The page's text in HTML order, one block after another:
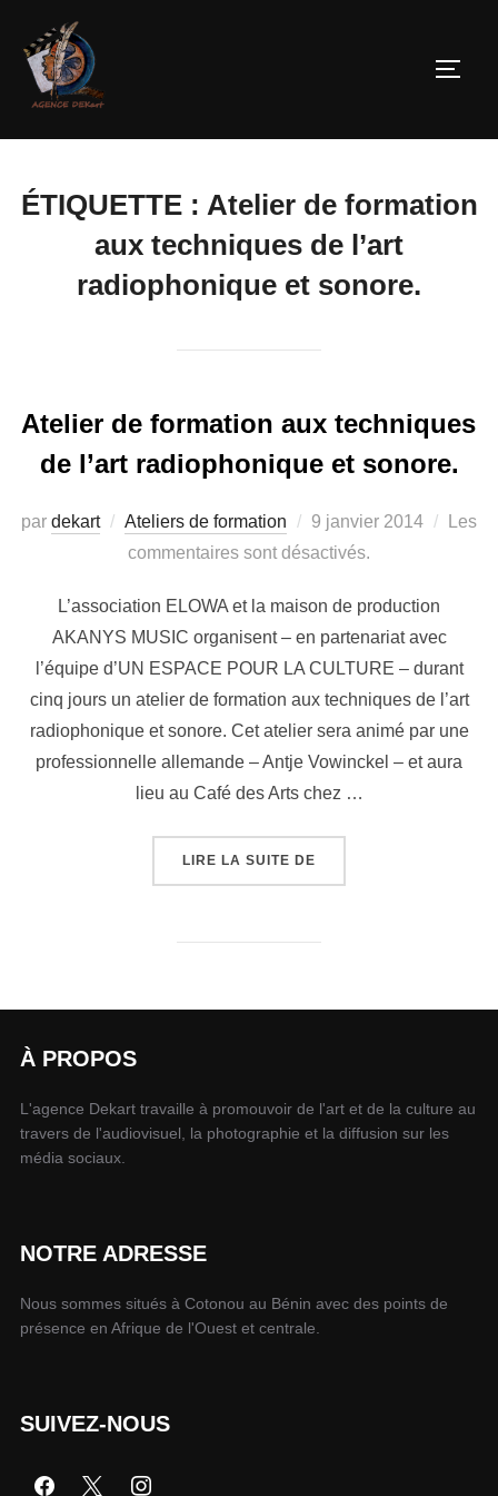
ÉTIQUETTE : Atelier de formation
aux techniques de l’art
radiophonique et sonore.
Atelier de formation aux techniques
de l’art radiophonique et sonore.
par dekart Ateliers de formation 9 janvier 2014
Les
commentaires sont désactivés.
L’association ELOWA et la maison de production
AKANYS MUSIC organisent – en partenariat avec
l’équipe d’UN ESPACE POUR LA CULTURE – durant
cinq jours un atelier de formation aux techniques de l’art
radiophonique et sonore. Cet atelier sera animé par une
professionnelle allemande – Antje Vowinckel – et aura
lieu au Café des Arts chez …
LIRE LA SUITE DE
À PROPOS
L'agence Dekart travaille à promouvoir de l'art et de la culture au
travers de l'audiovisuel, la photographie et la diffusion sur les
média sociaux.
NOTRE ADRESSE
Nous sommes situés à Cotonou au Bénin avec des points de
présence en Afrique de l'Ouest et centrale.
SUIVEZ-NOUS